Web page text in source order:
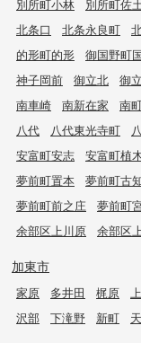
別所町小林
別所町佐
北条口
北条永良町
的形町的形
御国野町
神子岡前
御立北 御
南車崎
南新在家 南
八代
八代東光寺町
安富町安志
安富町植
夢前町置本
夢前町古
夢前町前之庄
夢前町
余部区上川原
余部区
加東市
家原 多井田 梶原
沢部
下滝野 新町